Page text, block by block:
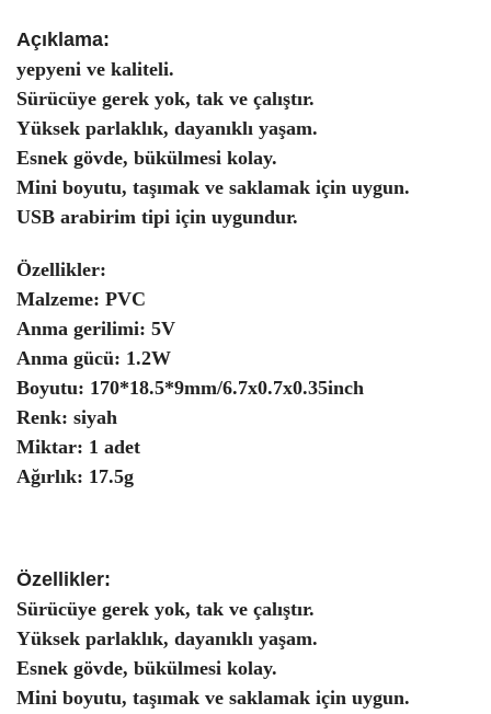
Açıklama:
yepyeni ve kaliteli.
Sürücüye gerek yok, tak ve çalıştır.
Yüksek parlaklık, dayanıklı yaşam.
Esnek gövde, bükülmesi kolay.
Mini boyutu, taşımak ve saklamak için uygun.
USB arabirim tipi için uygundur.
Özellikler:
Malzeme: PVC
Anma gerilimi: 5V
Anma gücü: 1.2W
Boyutu: 170*18.5*9mm/6.7x0.7x0.35inch
Renk: siyah
Miktar: 1 adet
Ağırlık: 17.5g
Özellikler:
Sürücüye gerek yok, tak ve çalıştır.
Yüksek parlaklık, dayanıklı yaşam.
Esnek gövde, bükülmesi kolay.
Mini boyutu, taşımak ve saklamak için uygun.